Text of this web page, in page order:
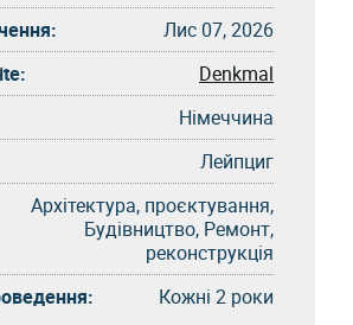
Лис 07, 2026
Denkmal
Німеччина
Лейпциг
Архітектура, проєктування,
Будівництво, Ремонт,
реконструкція
Кожні 2 роки